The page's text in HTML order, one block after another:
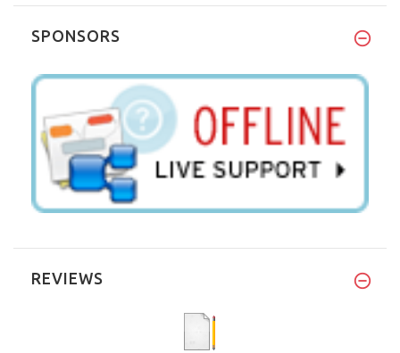
SPONSORS
REVIEWS